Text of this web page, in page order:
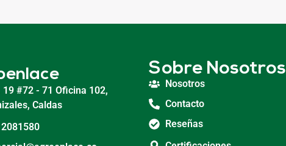
19 #72 - 71 Oficina 102,
Caldas
Sobre Nosotros
Nosotros
Contacto
Reseñas